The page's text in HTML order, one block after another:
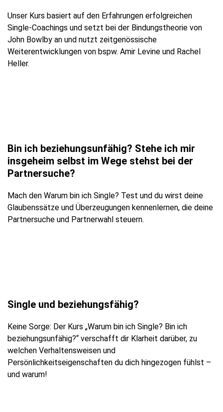
Unser Kurs basiert auf den Erfahrungen erfolgreichen
Single-Coachings und setzt bei der Bindungstheorie von
John Bowlby an und nutzt zeitgenössische
Weiterentwicklungen von bspw. Amir Levine und Rachel
Heller.
Bin ich beziehungsunfähig? Stehe ich mir
insgeheim selbst im Wege stehst bei der
Partnersuche?
Mach den Warum bin ich Single? Test und du wirst deine
Glaubenssätze und Überzeugungen kennenlernen, die deine
Partnersuche und Partnerwahl steuern.
Single und beziehungsfähig?
Keine Sorge: Der Kurs „Warum bin ich Single? Bin ich
beziehungsunfähig?“ verschafft dir Klarheit darüber, zu
welchen Verhaltensweisen und
Persönlichkeitseigenschaften du dich hingezogen fühlst –
und warum!